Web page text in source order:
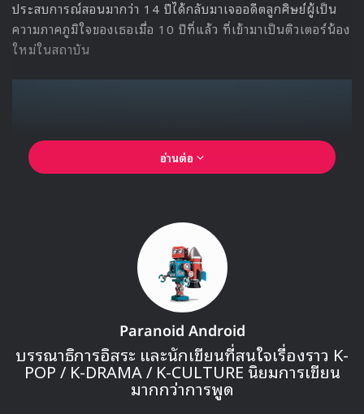
ประสบการณ์สอนมากว่า 14 ปีได้กลับมาเจออดีตลูกศิษย์ผู้เป็น
ความภาคภูมิใจของเธอเมื่อ 10 ปีที่แล้ว ที่เข้ามาเป็นติวเตอร์น้อง
ใหม่ในสถาบัน
อ่านต่อ
Paranoid Android
บรรณาธิการอิสระ และนักเขียนที่สนใจเรื่องราว K-
POP / K-DRAMA / K-CULTURE นิยมการเขียน
มากกว่าการพูด